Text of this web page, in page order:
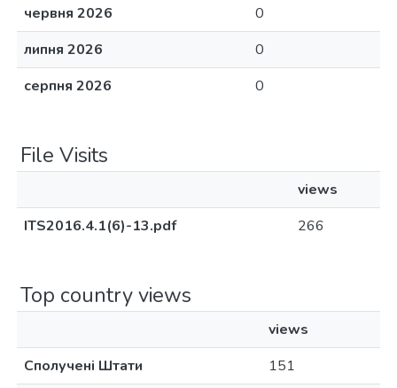
червня 2026
0
липня 2026
0
серпня 2026
0
File Visits
views
ITS2016.4.1(6)-13.pdf
266
Top country views
views
Сполучені Штати
151